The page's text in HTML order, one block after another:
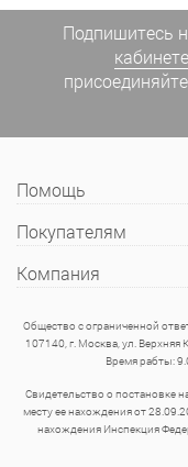
Подпишитесь
Помощь
Покупателям
Компания
Общество с ограниченной
107140, г. Москва, ул. Верхняя
Время рабты:
Свидетельство о постановке
месту ее нахождения от
нахождения Инспекция